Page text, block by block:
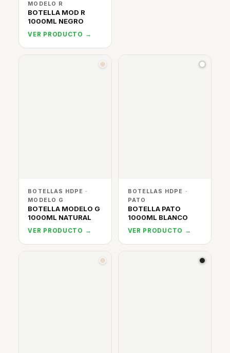
MODELO R
BOTELLA MOD R
1000ML NEGRO
VER PRODUCTO →
BOTELLAS HDPE ·
MODELO G
BOTELLA MODELO G
1000ML NATURAL
VER PRODUCTO →
BOTELLAS HDPE ·
PATO
BOTELLA PATO
1000ML BLANCO
VER PRODUCTO →